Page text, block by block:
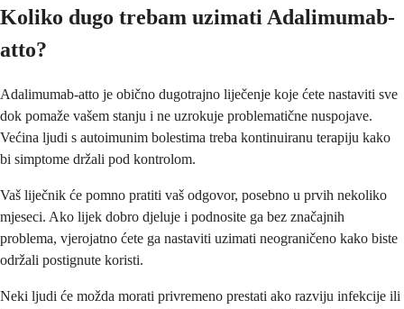
Koliko dugo trebam uzimati Adalimumab-
atto?
Adalimumab-atto je obično dugotrajno liječenje koje ćete nastaviti sve
dok pomaže vašem stanju i ne uzrokuje problematične nuspojave.
Većina ljudi s autoimunim bolestima treba kontinuiranu terapiju kako
bi simptome držali pod kontrolom.
Vaš liječnik će pomno pratiti vaš odgovor, posebno u prvih nekoliko
mjeseci. Ako lijek dobro djeluje i podnosite ga bez značajnih
problema, vjerojatno ćete ga nastaviti uzimati neograničeno kako biste
održali postignute koristi.
Neki ljudi će možda morati privremeno prestati ako razviju infekcije ili